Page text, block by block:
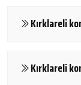
Kırklareli
Kırklareli